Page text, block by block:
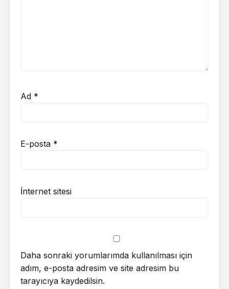
Ad *
E-posta *
İnternet sitesi
Daha sonraki yorumlarımda kullanılması için
adım, e-posta adresim ve site adresim bu
tarayıcıya kaydedilsin.